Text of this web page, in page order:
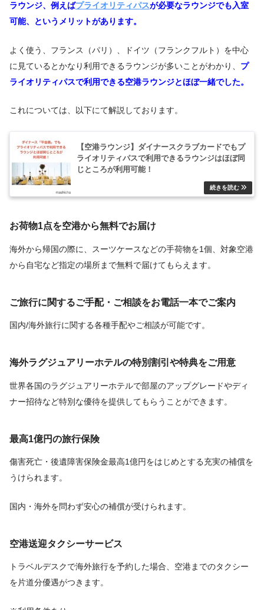
ラウンジ、例えばプライオリティパスが必要なラウンジでも入室
可能、というメリットがあります。
よく使う、フランス（パリ）、ドイツ（フランクフルト）を中心
に見ているとかなり利用できるラウンジが多いことがわかり、 プ
ライオリティパスで利用できる空港ラウンジとほぼ一緒でした。
これについては、以下にて解説しております。
【空港ラウンジ】ダイナースクラブカードでもプ
ライオリティパスで利用できるラウンジはほぼ同
じところが利用可能！
お荷物1点を空港から無料でお届け
海外から帰国の際に、スーツケースなどの手荷物を1個、対象空港
から自宅など指定の場所まで無料で届けてもらえます。
ご旅行に関するご手配・ご相談をお電話一本でご案内
国内/海外旅行に関する各種手配やご相談が可能です。
海外ラグジュアリーホテルの特別割引や特典をご用意
世界各国のラグジュアリーホテルで部屋のアップグレードやディ
ナー招待など特別な優待を提供してもらうことができます。
最高1億円の旅行保険
傷害死亡・後遺障害保険金最高1億円をはじめとする充実の補償を
うけられます。
国内・海外を問わず安心の補償が受けられます。
空港送迎タクシーサービス
トラベルデスクで海外旅行を予約した場合、空港までのタクシー
を片道分優遇がつきます。